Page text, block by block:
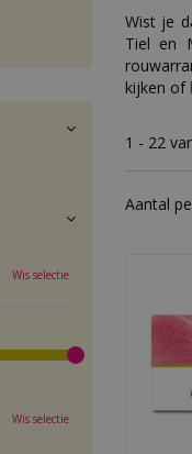
Wist je
Tiel en
kijken of
1 - 22
Aantal
Wis selectie
Wis selectie